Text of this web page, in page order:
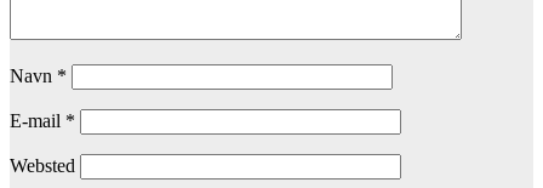
Navn *
E-mail *
Websted